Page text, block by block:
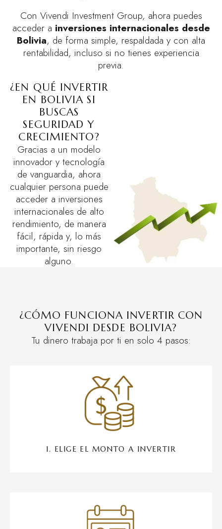
Con Vivendi Investment Group, ahora puedes
acceder a inversiones internacionales desde
Bolivia, de forma simple, respaldada y con alta
rentabilidad, incluso si no tienes experiencia
previa.
¿EN QUÉ INVERTIR
EN BOLIVIA SI
BUSCAS
SEGURIDAD Y
CRECIMIENTO?
Gracias a un modelo
innovador y tecnología
de vanguardia, ahora
cualquier persona puede
acceder a inversiones
internacionales de alto
rendimiento, de manera
fácil, rápida y, lo más
importante, sin riesgo
alguno.
¿CÓMO FUNCIONA INVERTIR CON
VIVENDI DESDE BOLIVIA?
Tu dinero trabaja por ti en solo 4 pasos:
1. ELIGE EL MONTO A INVERTIR